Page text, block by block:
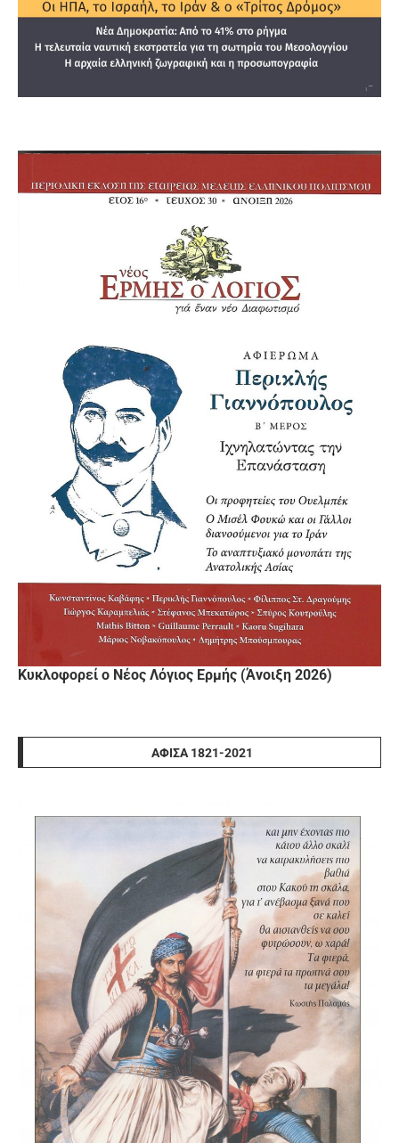
Κυκλοφορεί ο Νέος Λόγιος Ερμής (Άνοιξη 2026)
ΑΦΊΣΑ 1821-2021